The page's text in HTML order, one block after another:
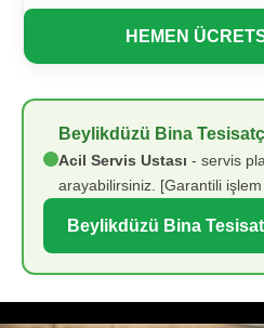
HEMEN
Beylikdüzü Bina
Acil Servis Ustası - servis
arayabilirsiniz. [Garantili
Beylikdüzü Bina